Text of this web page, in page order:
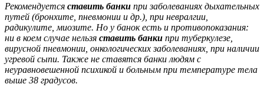
Рекомендуется ставить банки при заболеваниях дыхательных
путей (бронхите, пневмонии и др.), при невралгии,
радикулите, миозите. Но у банок есть и противопоказания:
ни в коем случае нельзя ставить банки при туберкулезе,
вирусной пневмонии, онкологических заболеваниях, при наличии
угревой сыпи. Также не ставятся банки людям с
неуравновешенной психикой и больным при температуре тела
выше 38 градусов.